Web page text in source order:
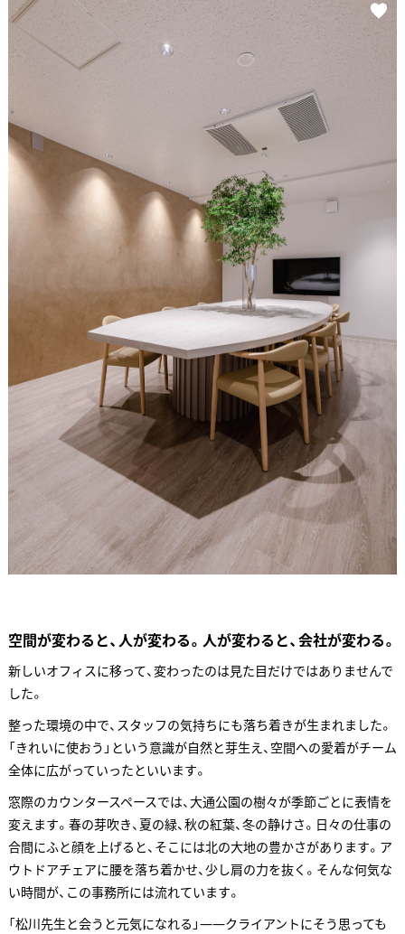
空間が変わると、人が変わる。人が変わると、会社が変わる。
新しいオフィスに移って、変わったのは見た目だけではありませんで
した。
整った環境の中で、スタッフの気持ちにも落ち着きが生まれました。
「きれいに使おう」という意識が自然と芽生え、空間への愛着がチーム
全体に広がっていったといいます。
窓際のカウンタースペースでは、大通公園の樹々が季節ごとに表情を
変えます。春の芽吹き、夏の緑、秋の紅葉、冬の静けさ。日々の仕事の
合間にふと顔を上げると、そこには北の大地の豊かさがあります。ア
ウトドアチェアに腰を落ち着かせ、少し肩の力を抜く。そんな何気な
い時間が、この事務所には流れています。
「松川先生と会うと元気になれる」——クライアントにそう思っても